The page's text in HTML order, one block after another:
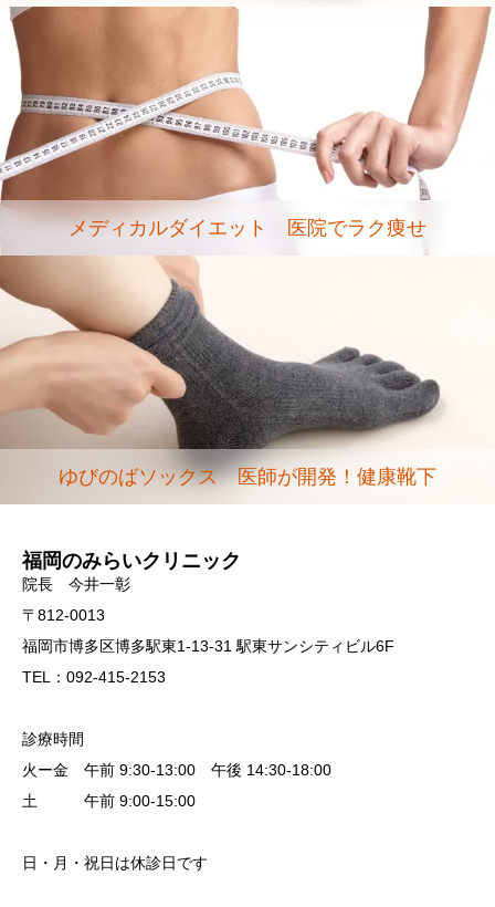
メディカルダイエット 医院でラク痩せ
ゆびのばソックス 医師が開発！健康靴下
福岡のみらいクリニック
院長 今井一彰
〒812-0013
福岡市博多区博多駅東1-13-31 駅東サンシティビル6F
TEL：092-415-2153
診療時間
火ー金 午前 9:30-13:00 午後 14:30-18:00
土 午前 9:00-15:00
日・月・祝日は休診日です